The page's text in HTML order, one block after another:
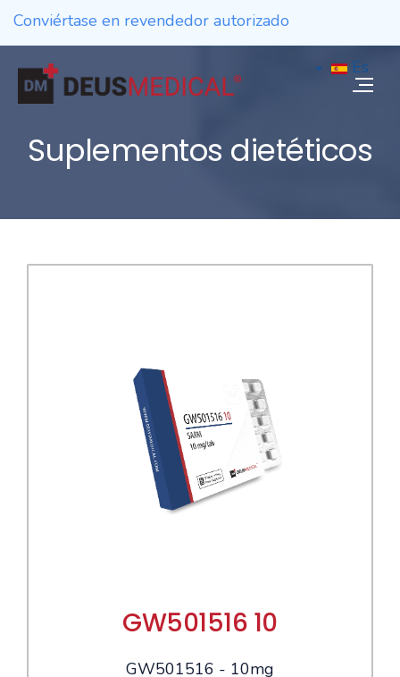
Conviértase en revendedor autorizado
Es
Suplementos dietéticos
GW501516 10
GW501516 - 10mg